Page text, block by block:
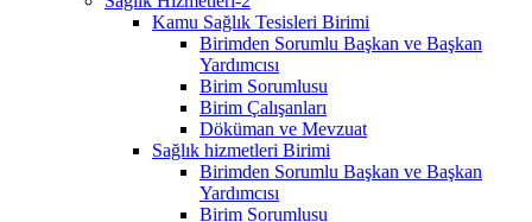
Kamu Sağlık Tesisleri Birimi
Birimden Sorumlu Başkan ve Başkan
Yardımcısı
Birim Sorumlusu
Birim Çalışanları
Döküman ve Mevzuat
Sağlık hizmetleri Birimi
Birimden Sorumlu Başkan ve Başkan
Yardımcısı
Birim Sorumlusu